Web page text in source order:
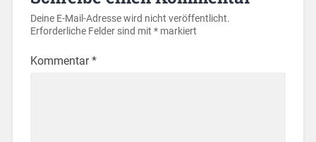
Deine E-Mail-Adresse wird nicht veröffentlicht.
Erforderliche Felder sind mit *markiert
Kommentar*